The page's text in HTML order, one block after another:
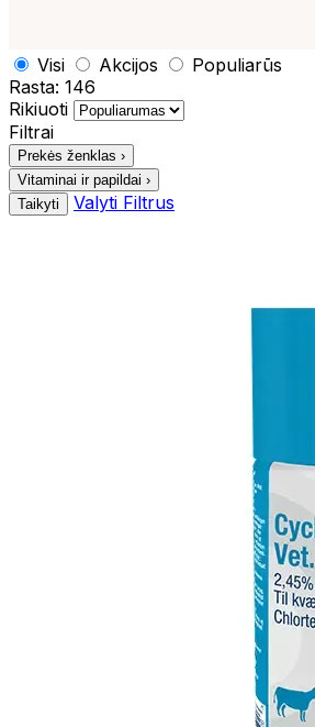
Visi Akcijos
Populiarūs
Rasta: 146
Rikiuoti
Filtrai
Prekės ženklas ›
Vitaminai ir papildai ›
Taikyti
Valyti Filtrus